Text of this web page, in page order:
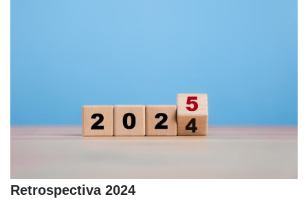
Retrospectiva 2024